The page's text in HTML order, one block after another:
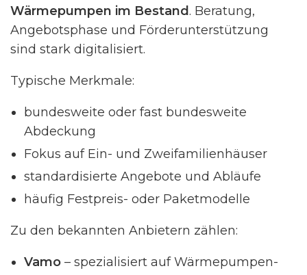
Wärmepumpen im Bestand . Beratung,
Angebotsphase und Förderunterstützung
sind stark digitalisiert.
Typische Merkmale:
bundesweite oder fast bundesweite
Abdeckung
Fokus auf Ein- und Zweifamilienhäuser
standardisierte Angebote und Abläufe
häufig Festpreis- oder Paketmodelle
Zu den bekannten Anbietern zählen:
Vamo – spezialisiert auf Wärmepumpen-